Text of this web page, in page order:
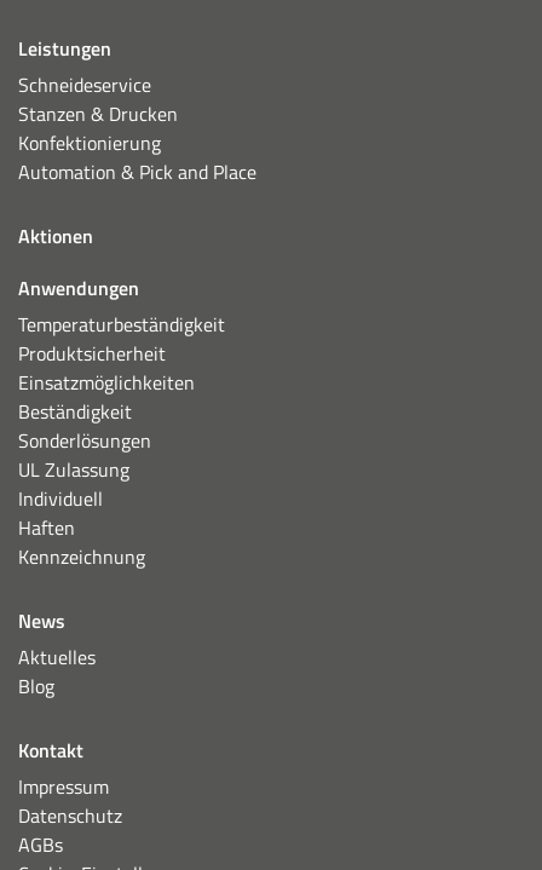
Leistungen
Schneideservice
Stanzen & Drucken
Konfektionierung
Automation & Pick and Place
Aktionen
Anwendungen
Temperaturbeständigkeit
Produktsicherheit
Einsatzmöglichkeiten
Beständigkeit
Sonderlösungen
UL Zulassung
Individuell
Haften
Kennzeichnung
News
Aktuelles
Blog
Kontakt
Impressum
Datenschutz
AGBs